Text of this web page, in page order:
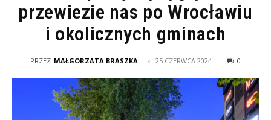
przewiezie nas po Wrocławiu
i okolicznych gminach
PRZEZ MAŁGORZATA BRASZKA 25 CZERWCA 2024 0